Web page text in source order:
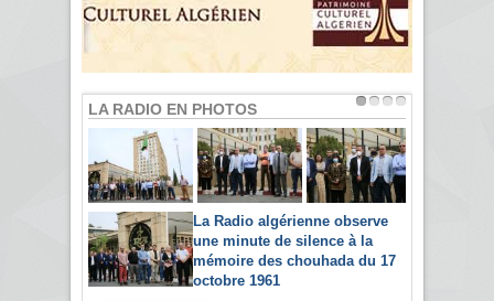
LA RADIO EN PHOTOS
La Radio algérienne observe
une minute de silence à la
mémoire des chouhada du 17
octobre 1961